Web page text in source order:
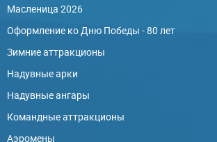
Масленица 2026
Оформление ко Дню Победы - 80 лет
Зимние аттракционы
Надувные арки
Надувные ангары
Командные аттракционы
Аэромены